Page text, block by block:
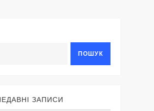
ПОШУК
ЗАПИСИ